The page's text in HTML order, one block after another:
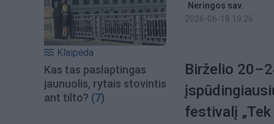
Klaipėda
Kas tas paslaptingas
jaunuolis, rytais stovintis
ant tilto? (7)
Neringos sav.
2026-06-18 19:26
Birželio
festivalį